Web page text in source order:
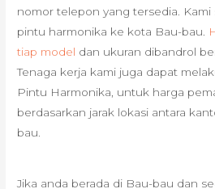
nomor telepon yang tersedia.
pintu harmonika ke kota Bau-bau.
tiap model dan ukuran dibandrol
Tenaga kerja kami juga dapat
Pintu Harmonika, untuk harga
berdasarkan jarak lokasi antara
bau.
Jika anda berada di Bau-bau dan